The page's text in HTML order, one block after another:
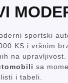
sportski
KS i vršnim
na upravljivost.
sa
i tabeli.